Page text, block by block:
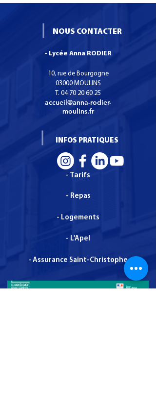
Certificat de
Spécialisation Services
Numériques aux
organisations.
NOUS CONTACTER
- Lycée Anna RODIER
10, rue de Bourgogne
03000 MOULINS
T. 04 70 20 60 25
accueil@anna-rodier-
moulins.fr
INFOS PRATIQUES
- Tarifs
- Repas
- Logements
- L'Apel
- Assurance Saint-Christophe